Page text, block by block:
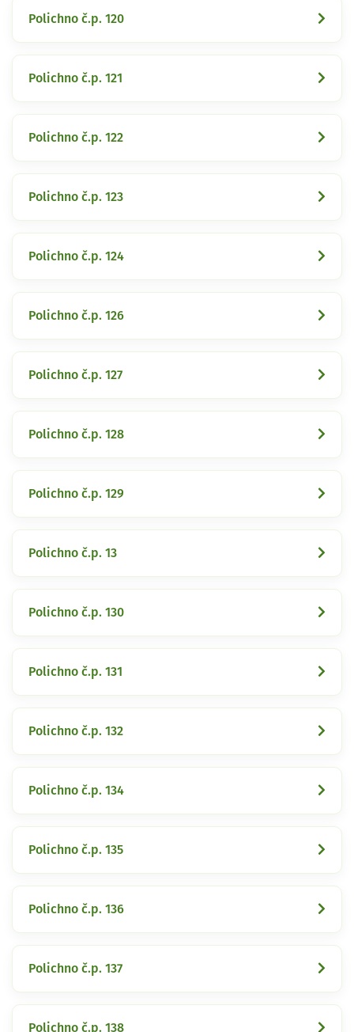
Polichno č.p. 120
Polichno č.p. 121
Polichno č.p. 122
Polichno č.p. 123
Polichno č.p. 124
Polichno č.p. 126
Polichno č.p. 127
Polichno č.p. 128
Polichno č.p. 129
Polichno č.p. 13
Polichno č.p. 130
Polichno č.p. 131
Polichno č.p. 132
Polichno č.p. 134
Polichno č.p. 135
Polichno č.p. 136
Polichno č.p. 137
Polichno č.p. 138